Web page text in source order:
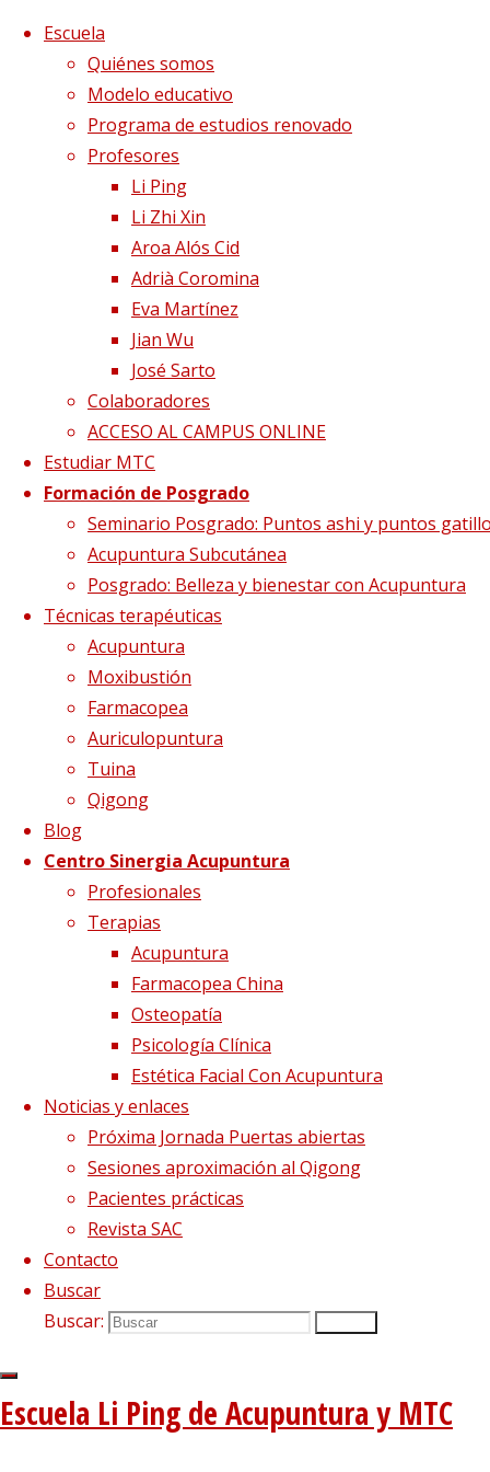
Saltar al contenido
Escuela
Quiénes somos
Modelo educativo
Programa de estudios renovado
Profesores
Li Ping
Li Zhi Xin
Aroa Alós Cid
Adrià Coromina
Eva Martínez
Jian Wu
José Sarto
Colaboradores
ACCESO AL CAMPUS ONLINE
Estudiar MTC
Formación de Posgrado
Seminario Posgrado: Puntos ashi y puntos
Acupuntura Subcutánea
Posgrado: Belleza y bienestar con Acupuntura
Técnicas terapéuticas
Acupuntura
Moxibustión
Farmacopea
Auriculopuntura
Tuina
Qigong
Blog
Centro Sinergia Acupuntura
Profesionales
Terapias
Acupuntura
Farmacopea China
Osteopatía
Psicología Clínica
Estética Facial Con Acupuntura
Noticias y enlaces
Próxima Jornada Puertas abiertas
Sesiones aproximación al Qigong
Pacientes prácticas
Revista SAC
Contacto
Buscar
Buscar:
Escuela Li Ping de Acupuntura y MTC
Página de InicioBlog
por vacíopresión puntos
presión puntos
Tamaño completo840 × 560
plenitud o por vacío
Imagen siguiente
Tweets sobre liping_mtc